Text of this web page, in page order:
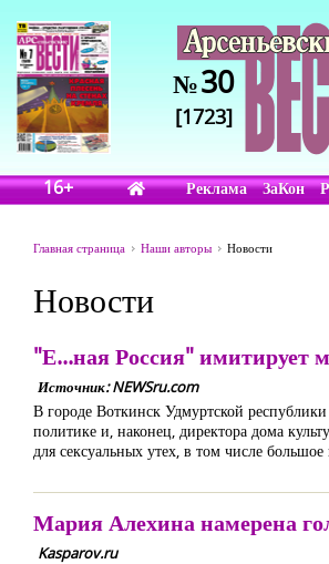
№30
[1723]
16+ Реклама ЗаКон
Главная страница Наши авторы Новости
Новости
"Е...ная Россия" имитирует
Источник: NEWSru.com
В городе Воткинск Удмуртской
политике и, наконец, директора дома
для сексуальных утех, в том числе
Мария Алехина намерена
Kasparov.ru